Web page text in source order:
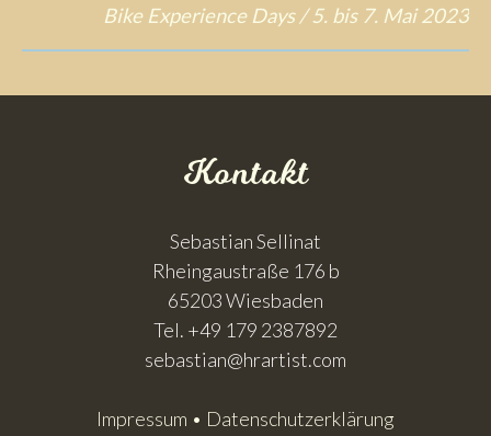
Bike Experience Days / 5. bis 7. Mai 2023
Kontakt
Sebastian Sellinat
Rheingaustraße 176 b
65203 Wiesbaden
Tel. +49 179 2387892
sebastian@hrartist.com
Impressum • Datenschutzerklärung